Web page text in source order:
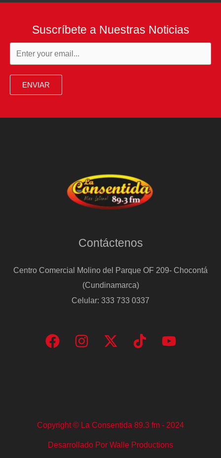
Suscríbete a Nuestras Noticias
ENVIAR
Contáctenos
Centro Comercial Molino del Parque OF 209- Chocontá
(Cundinamarca)
Celular: 333 733 0337
Copyright © La Consentida 89.3 fm - 2024
Desarrollado Por Walle Productions